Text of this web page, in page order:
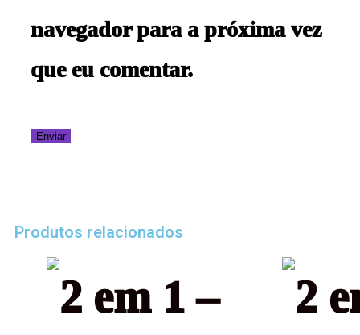
navegador para a próxima vez
que eu comentar.
Produtos relacionados